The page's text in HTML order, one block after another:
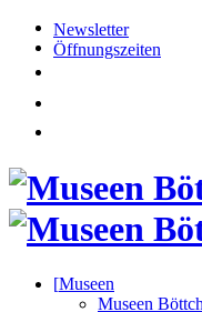
Newsletter
Öffnungszeiten
[Museen
Museen